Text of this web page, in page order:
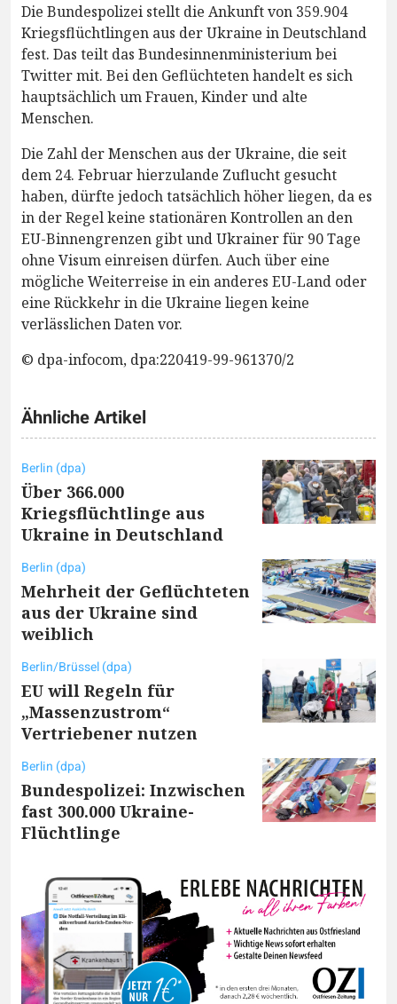
Die Bundespolizei stellt die Ankunft von 359.904
Kriegsflüchtlingen aus der Ukraine in Deutschland
fest. Das teilt das Bundesinnenministerium bei
Twitter mit. Bei den Geflüchteten handelt es sich
hauptsächlich um Frauen, Kinder und alte
Menschen.
Die Zahl der Menschen aus der Ukraine, die seit
dem 24. Februar hierzulande Zuflucht gesucht
haben, dürfte jedoch tatsächlich höher liegen, da es
in der Regel keine stationären Kontrollen an den
EU-Binnengrenzen gibt und Ukrainer für 90 Tage
ohne Visum einreisen dürfen. Auch über eine
mögliche Weiterreise in ein anderes EU-Land oder
eine Rückkehr in die Ukraine liegen keine
verlässlichen Daten vor.
© dpa-infocom, dpa:220419-99-961370/2
Ähnliche Artikel
Berlin (dpa)
Über 366.000
Kriegsflüchtlinge aus
Ukraine in Deutschland
Berlin (dpa)
Mehrheit der Geflüchteten
aus der Ukraine sind
weiblich
Berlin/Brüssel (dpa)
EU will Regeln für
„Massenzustrom“
Vertriebener nutzen
Berlin (dpa)
Bundespolizei: Inzwischen
fast 300.000 Ukraine-
Flüchtlinge